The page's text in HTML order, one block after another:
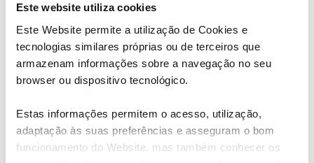
Este website utiliza cookies
Este Website permite a utilização de Cookies e
tecnologias similares próprias ou de terceiros que
armazenam informações sobre a navegação no seu
browser ou dispositivo tecnológico.
Estas informações permitem o acesso, utilização,
adaptação às suas preferências e asseguram o bom
funcionamento do Website, mas também conhecer os
Itinerários possíveis
Sugestão de itinerário 1 I244 km
Tempo de percurso I3h53m, só o tempo de condução
Dedique uma tarde, reúna a família e abasteça o carro.
principais pontos turísiticos de Cabeceiras de Basto: o
seu património, as suas freguesias e ainda o ar puro
da Serra da Cabreira.